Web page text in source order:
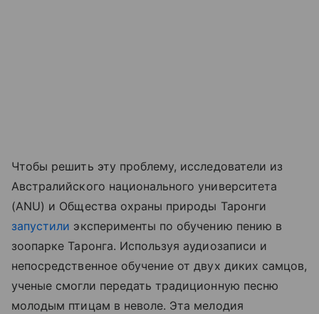
Чтобы решить эту проблему, исследователи из
Австралийского национального университета
(ANU) и Общества охраны природы Таронги
запустили эксперименты по обучению пению в
зоопарке Таронга. Используя аудиозаписи и
непосредственное обучение от двух диких самцов,
ученые смогли передать традиционную песню
молодым птицам в неволе. Эта мелодия